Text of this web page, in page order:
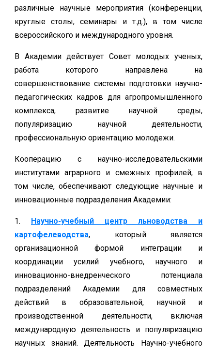
различные научные мероприятия (конференции,
круглые столы, семинары и т.д.), в том числе
всероссийского и международного уровня.
В Академии действует Совет молодых ученых,
работа которого направлена на
совершенствование системы подготовки научно-
педагогических кадров для агропромышленного
комплекса, развитие научной среды,
популяризацию научной деятельности,
профессиональную ориентацию молодежи.
Кооперацию с научно-исследовательскими
институтами аграрного и смежных профилей, в
том числе, обеспечивают следующие научные и
инновационные подразделения Академии:
1. Научно-учебный центр льноводства и
картофелеводства, который является
организационной формой интеграции и
координации усилий учебного, научного и
инновационно-внедренческого потенциала
подразделений Академии для совместных
действий в образовательной, научной и
производственной деятельности, включая
международную деятельность и популяризацию
научных знаний. Деятельность Научно-учебного